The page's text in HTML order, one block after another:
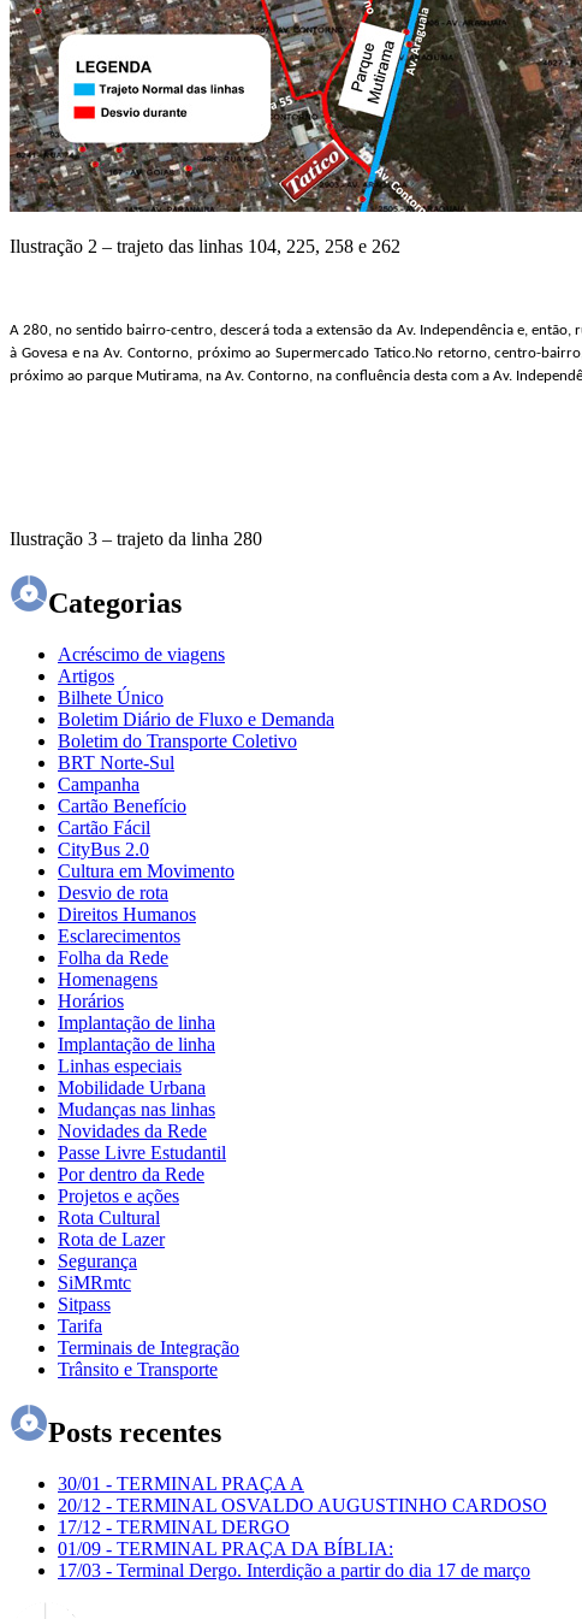
Ilustração 2 – trajeto das linhas 104, 225, 258 e 262
A 280, no sentido bairro-centro, descerá toda a extensão da Av. Independência e,
à Govesa e na Av. Contorno, próximo ao Supermercado Tatico.No retorno, centro-
próximo ao parque Mutirama, na Av. Contorno, na confluência desta com a Av.
Ilustração 3 – trajeto da linha 280
Categorias
Acréscimo de viagens
Artigos
Bilhete Único
Boletim Diário de Fluxo e Demanda
Boletim do Transporte Coletivo
BRT Norte-Sul
Campanha
Cartão Benefício
Cartão Fácil
CityBus 2.0
Cultura em Movimento
Desvio de rota
Direitos Humanos
Esclarecimentos
Folha da Rede
Homenagens
Horários
Implantação de linha
Implantação de linha
Linhas especiais
Mobilidade Urbana
Mudanças nas linhas
Novidades da Rede
Passe Livre Estudantil
Por dentro da Rede
Projetos e ações
Rota Cultural
Rota de Lazer
Segurança
SiMRmtc
Sitpass
Tarifa
Terminais de Integração
Trânsito e Transporte
Posts recentes
30/01 - TERMINAL PRAÇA A
20/12 - TERMINAL OSVALDO AUGUSTINHO CARDOSO
17/12 - TERMINAL DERGO
01/09 - TERMINAL PRAÇA DA BÍBLIA:
17/03 - Terminal Dergo. Interdição a partir do dia 17 de março